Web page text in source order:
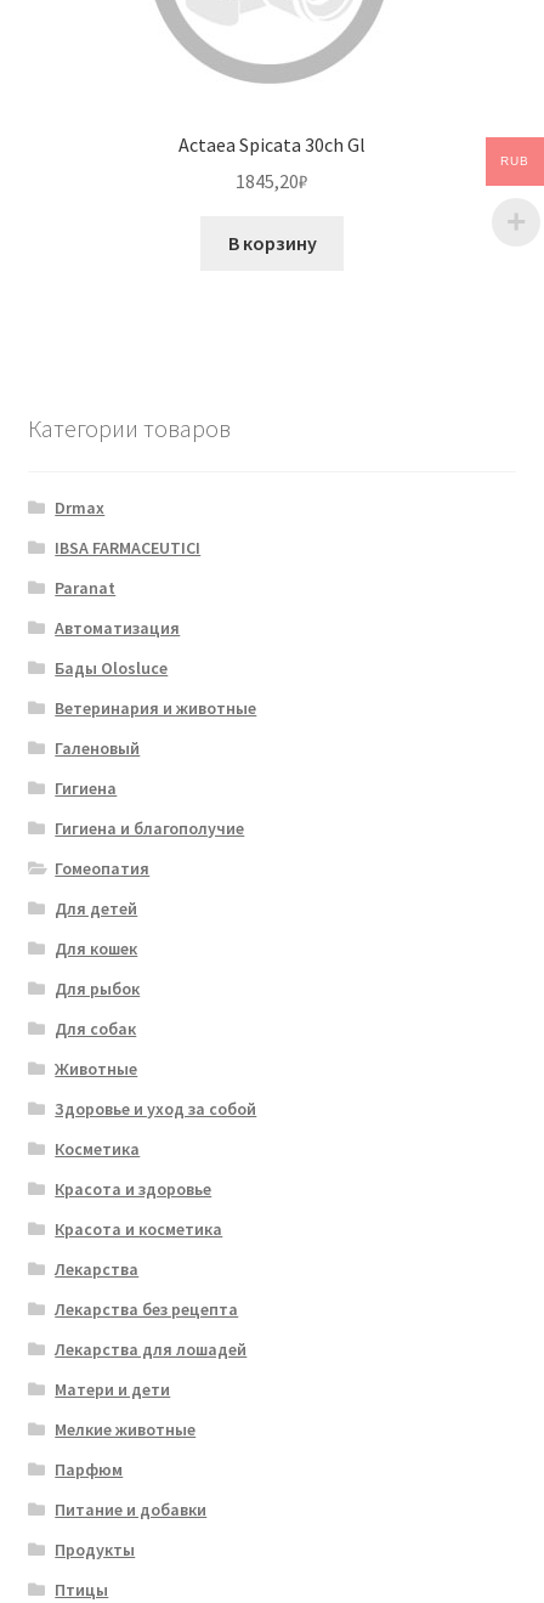
Actaea Spicata 30ch Gl
1845,20₽
В корзину
Категории товаров
Drmax
IBSA FARMACEUTICI
Paranat
Автоматизация
Бады Olosluce
Ветеринария и животные
Галеновый
Гигиена
Гигиена и благополучие
Гомеопатия
Для детей
Для кошек
Для рыбок
Для собак
Животные
Здоровье и уход за собой
Косметика
Красота и здоровье
Красота и косметика
Лекарства
Лекарства без рецепта
Лекарства для лошадей
Матери и дети
Мелкие животные
Парфюм
Питание и добавки
Продукты
Птицы
RUB